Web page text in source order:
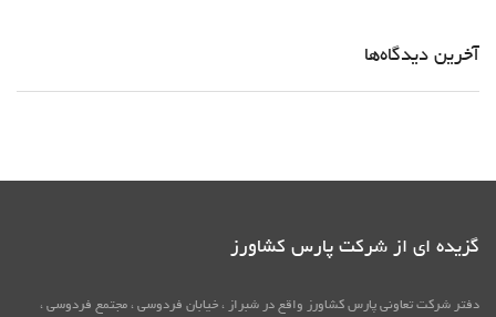
آخرین دیدگاه‌ها
گزیده ای از شرکت پارس کشاورز
دفتر شرکت تعاونی پارس کشاورز واقع در شبراز ، خیابان فردوسی ، مجتمع فردوسی ،